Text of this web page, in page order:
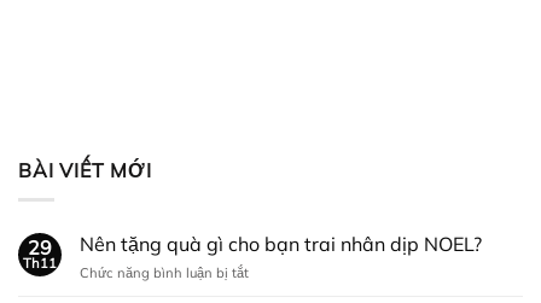
BÀI VIẾT MỚI
29
Th11
Nên tặng quà gì cho bạn trai nhân dịp NOEL?
Chức năng bình luận bị tắtở